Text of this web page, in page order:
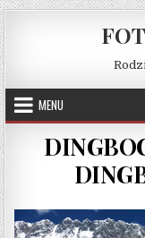
Skip to content
MENU